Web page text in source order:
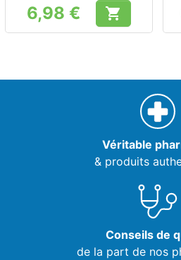
Prix
6,98 € 
Véritable
& produits
Conseils de
de la part de nos